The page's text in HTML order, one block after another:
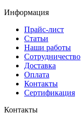
Информация
Прайс-лист
Статьи
Наши работы
Сотрудничество
Доставка
Оплата
Контакты
Сертификация
Контакты